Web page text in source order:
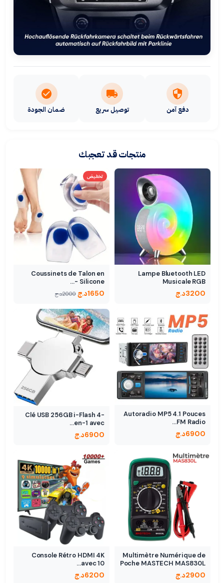
دفع آمن توصيل سريع ضمان الجودة
منتجات قد تعجبك
Lampe Bluetooth LED
Musicale RGB
3200د.ج
تخفيض
Coussinets de Talon en
Silicone -…
1650د.ج 2000د.ج
Autoradio MP5 4.1 Pouces
FM Radio…
6900د.ج
Clé USB 256GB i-Flash 4-
en-1 avec…
6900د.ج
Multimètre Numérique de
Poche MASTECH MAS830L
2900د.ج
Console Rétro HDMI 4K
avec 10…
6200د.ج